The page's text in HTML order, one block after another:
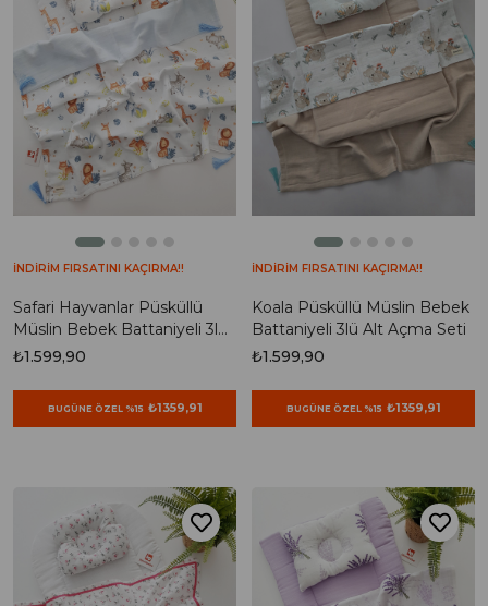
Safari Hayvanlar Püsküllü
Müslin Bebek Battaniyeli 3lü
Alt Açma Seti
₺1.599,90
BUGÜNE ÖZEL %15 ₺1359,91
İNDİRİM FIRSATINI KAÇIRMA!!
Koala Püsküllü Müslin Bebek
Battaniyeli 3lü Alt Açma Seti
₺1.599,90
BUGÜNE ÖZEL %15 ₺1359,91
İNDİRİM FIRSATINI KAÇIRMA!!